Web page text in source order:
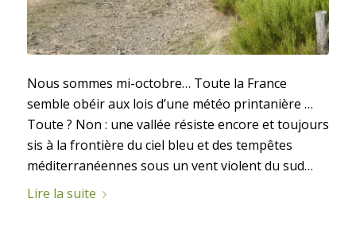
Nous sommes mi-octobre… Toute la France
semble obéir aux lois d’une météo printanière …
Toute ? Non : une vallée résiste encore et toujours
sis à la frontière du ciel bleu et des tempêtes
méditerranéennes sous un vent violent du sud…
Lire la suite